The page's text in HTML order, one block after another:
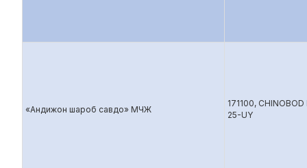
«Андижон шароб савдо» МЧЖ
171100,
25-UY